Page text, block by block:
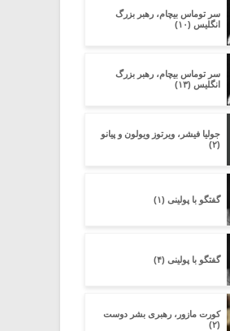
سر توماس بیچام، رهبر بزرگ
انگلیس (۱۰)
سر توماس بیچام، رهبر بزرگ
انگلیس (۱۳)
جولیا فیشر، ویرتوز ویولون و پیانو
(۲)
گفتگو با پولینی (۱)
گفتگو با پولینی (۴)
کورت مازور، رهبری بشر دوست
(۲)